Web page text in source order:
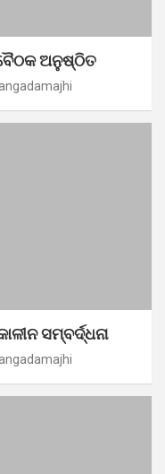
ଅନୁଷ୍ଠିତ
ସମ୍ବର୍ଦ୍ଧନା